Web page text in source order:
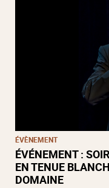
ÉVÈNEMENT
ÉVÉNEMENT :
EN TENUE
DOMAINE